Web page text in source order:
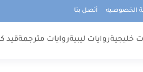
الخصوصيه أتصل بنا
خليجيةروايات ليبيةروايات مترجمةقيد